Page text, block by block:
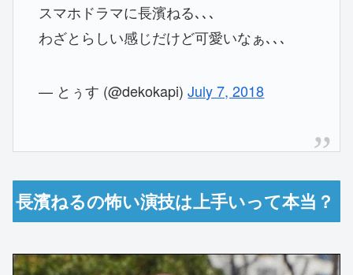
スマホドラマに長濱ねる､､､
わざとらしい感じだけど可愛いなぁ､､､
— とぅす (@dekokapi)July 7, 2018
長濱ねるの怖い演技は上手いって本当？